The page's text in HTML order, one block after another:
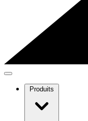
Produits